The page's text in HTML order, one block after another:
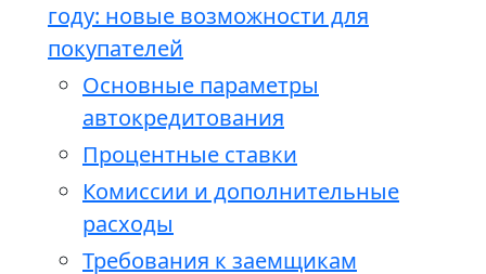
году: новые возможности для
покупателей
Основные параметры
автокредитования
Процентные ставки
Комиссии и дополнительные
расходы
Требования к заемщикам